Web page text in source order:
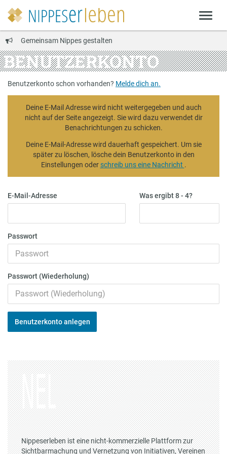
Gemeinsam Nippes gestalten
BENUTZERKONTO
Benutzerkonto schon vorhanden? Melde dich an.
Deine E-Mail Adresse wird nicht weitergegeben und auch
nicht auf der Seite angezeigt. Sie wird dazu verwendet dir
Benachrichtungen zu schicken.
Deine E-Mail-Adresse wird dauerhaft gespeichert. Um sie
später zu löschen, lösche dein Benutzerkonto in den
Einstellungen oderschreib uns eine Nachricht .
E-Mail-Adresse Was ergibt 8 - 4?
Passwort
Passwort (Wiederholung)
Benutzerkonto anlegen
Nippeserleben ist eine nicht-kommerzielle Plattform zur
Sichtbarmachung und Vernetzung von Initiativen, Vereinen